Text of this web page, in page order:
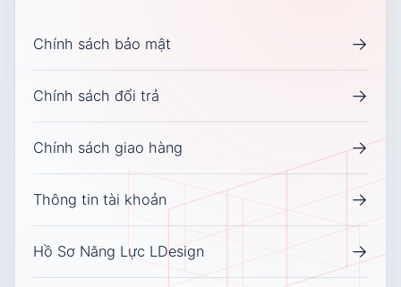
Chính sách bảo mật →
Chính sách đổi trả →
Chính sách giao hàng →
Thông tin tài khoản →
Hồ Sơ Năng Lực LDesign →